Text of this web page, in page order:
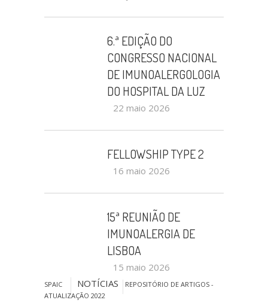
6.ª EDIÇÃO DO
CONGRESSO NACIONAL
DE IMUNOALERGOLOGIA
DO HOSPITAL DA LUZ
22 maio 2026
FELLOWSHIP TYPE 2
16 maio 2026
15ª REUNIÃO DE
IMUNOALERGIA DE
LISBOA
15 maio 2026
SPAIC NOTÍCIAS
REPOSITÓRIO DE ARTIGOS -
ATUALIZAÇÃO 2022